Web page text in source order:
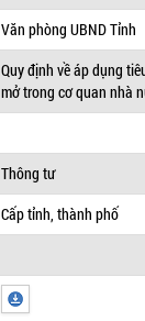
Văn phòng UBND Tỉnh
Quy định về áp dụng
mở trong cơ quan nhà
Thông tư
Cấp tỉnh, thành phố